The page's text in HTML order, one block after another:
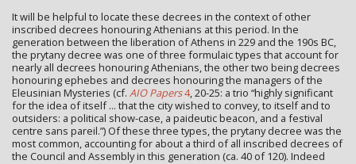
It will be helpful to locate these decrees in the context of other
inscribed decrees honouring Athenians at this period. In the
generation between the liberation of Athens in 229 and the 190s BC,
the prytany decree was one of three formulaic types that account for
nearly all decrees honouring Athenians, the other two being decrees
honouring ephebes and decrees honouring the managers of the
Eleusinian Mysteries (cf. AIO Papers4, 20-25: a trio “highly significant
for the idea of itself ... that the city wished to convey, to itself and to
outsiders: a political show-case, a paideutic beacon, and a festival
centre sans pareil.”) Of these three types, the prytany decree was the
most common, accounting for about a third of all inscribed decrees of
the Council and Assembly in this generation (ca. 40 of 120). Indeed